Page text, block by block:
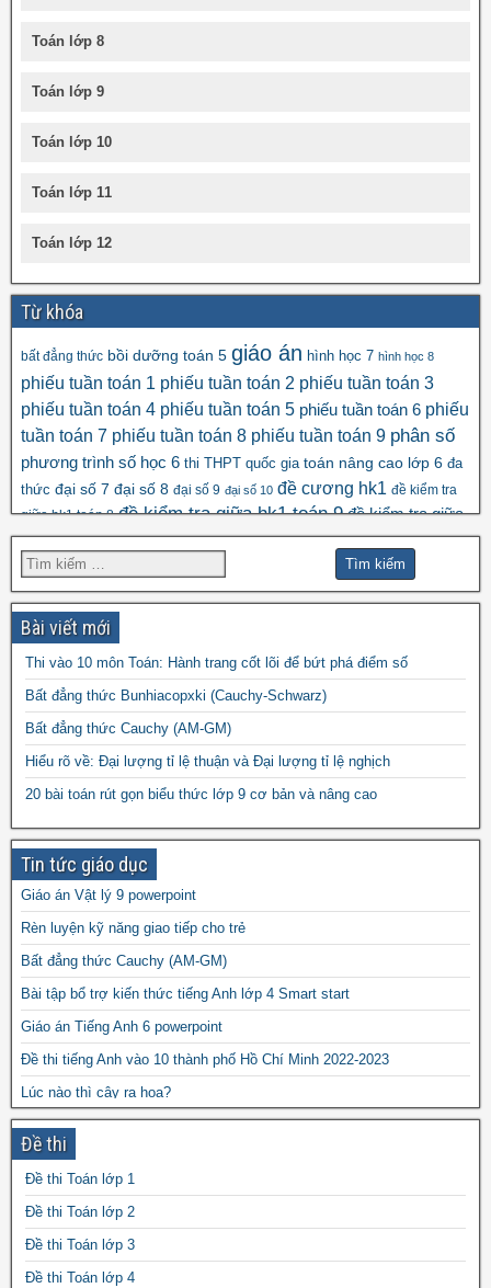
Toán lớp 8
Toán lớp 9
Toán lớp 10
Toán lớp 11
Toán lớp 12
Từ khóa
bất đẳng thức bồi dưỡng toán 5 giáo án hình học 7 hình học 8
phiếu tuần toán 1 phiếu tuần toán 2 phiếu tuần toán 3
phiếu tuần toán 4 phiếu tuần toán 5 phiếu tuần toán 6 phiếu
tuần toán 7 phiếu tuần toán 8 phiếu tuần toán 9 phân số
phương trình số học 6 thi THPT quốc gia toán nâng cao lớp 6 đa
thức đại số 7 đại số 8 đại số 9 đại số 10 đề cương hk1 đề kiểm tra
giữa hk1 toán 8 đề kiểm tra giữa hk1 toán 9 đề kiểm tra giữa
hk2 toán 9 đề kscl đề thi hk1 toán 6
đề thi hk1 toán 8 đề thi hk1 toán 9 đề thi hk2 toán
9 đề thi hsg toán 6
đề thi
hsg toán 8đề thi hsg toán 9 đề thi olympic
toán đề thi thử vào 10 đề thi toán chuyên
vào 10 môn toán năm 2022đề thi vào
10 môn toán năm 2023 đề thi vào 10 môn toán
năm 2024
Bài viết mới
Thi vào 10 môn Toán: Hành trang cốt lõi để bứt phá điểm số
Bất đẳng thức Bunhiacopxki (Cauchy-Schwarz)
Bất đẳng thức Cauchy (AM-GM)
Hiểu rõ về: Đại lượng tỉ lệ thuận và Đại lượng tỉ lệ nghịch
20 bài toán rút gọn biểu thức lớp 9 cơ bản và nâng cao
Tin tức giáo dục
Giáo án Vật lý 9 powerpoint
Rèn luyện kỹ năng giao tiếp cho trẻ
Bất đẳng thức Cauchy (AM-GM)
Bài tập bổ trợ kiến thức tiếng Anh lớp 4 Smart start
Giáo án Tiếng Anh 6 powerpoint
Đề thi tiếng Anh vào 10 thành phố Hồ Chí Minh 2022-2023
Lúc nào thì cây ra hoa?
Những bài văn mẫu hay lớp 3
Vật liệu Compozit gồm những thành phần nào?
15 phiếu tự học Toán và tiếng Việt lớp 1 file word
Đề thi
Đề thi Toán lớp 1
Đề thi Toán lớp 2
Đề thi Toán lớp 3
Đề thi Toán lớp 4